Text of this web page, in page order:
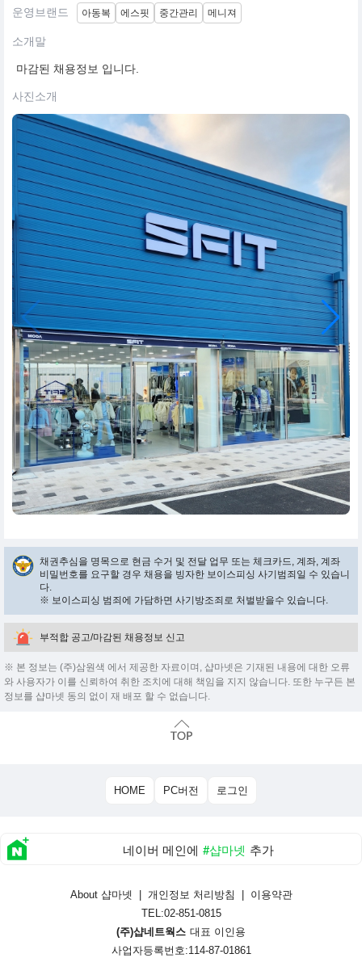
운영브랜드 아동복 에스핏 중간관리 메니져
소개말
마감된 채용정보 입니다.
사진소개
채권추심을 명목으로 현금 수거 및 전달 업무 또는 체크카드, 계좌, 계좌
비밀번호를 요구할 경우 채용을 빙자한 보이스피싱 사기범죄일 수 있습니
다.
※ 보이스피싱 범죄에 가담하면 사기방조죄로 처벌받을수 있습니다.
부적합 공고/마감된 채용정보 신고
※ 본 정보는 (주)삼원색 에서 제공한 자료이며, 샵마넷은 기재된 내용에 대한 오류
와 사용자가 이를 신뢰하여 취한 조치에 대해 책임을 지지 않습니다. 또한 누구든 본
정보를 샵마넷 동의 없이 재 배포 할 수 없습니다.
HOME PC버전 로그인
네이버 메인에 #샵마넷 추가
About 샵마넷 개인정보 처리방침
이용약관
TEL:02-851-0815
(주)샵네트웍스 대표 이인용
사업자등록번호:114-87-01861